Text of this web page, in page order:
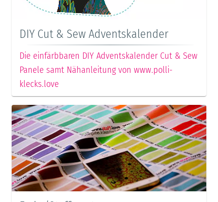
DIY Cut & Sew Adventskalender
Die einfärbbaren DIY Adventskalender Cut & Sew
Panele samt Nähanleitung von www.polli-
klecks.love